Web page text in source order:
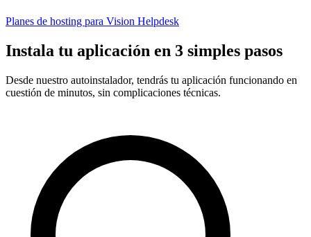
Planes de hosting para Vision Helpdesk
Instala tu aplicación en 3 simples pasos
Desde nuestro autoinstalador, tendrás tu aplicación funcionando en
cuestión de minutos, sin complicaciones técnicas.